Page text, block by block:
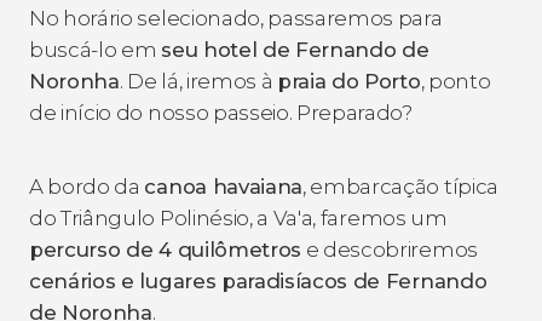
No horário selecionado, passaremos para
buscá-lo em seu hotel de Fernando de
Noronha. De lá, iremos à praia do Porto, ponto
de início do nosso passeio. Preparado?
A bordo da canoa havaiana, embarcação típica
do Triângulo Polinésio, a Va'a, faremos um
percurso de 4 quilômetros e descobriremos
cenários e lugares paradisíacos de Fernando
de Noronha.